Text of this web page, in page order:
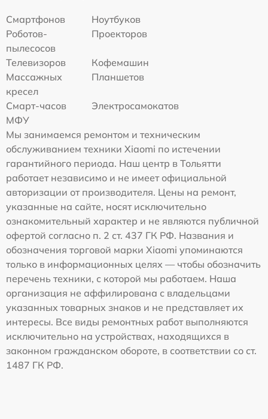
Смартфонов
Ноутбуков
Роботов-
пылесосов
Проекторов
Телевизоров
Кофемашин
Массажных
кресел
Планшетов
Смарт-часов
Электросамокатов
МФУ
Мы занимаемся ремонтом и техническим
обслуживанием техники Xiaomi по истечении
гарантийного периода. Наш центр в Тольятти
работает независимо и не имеет официальной
авторизации от производителя. Цены на ремонт,
указанные на сайте, носят исключительно
ознакомительный характер и не являются публичной
офертой согласно п. 2 ст. 437 ГК РФ. Названия и
обозначения торговой марки Xiaomi упоминаются
только в информационных целях — чтобы обозначить
перечень техники, с которой мы работаем. Наша
организация не аффилирована с владельцами
указанных товарных знаков и не представляет их
интересы. Все виды ремонтных работ выполняются
исключительно на устройствах, находящихся в
законном гражданском обороте, в соответствии со ст.
1487 ГК РФ.